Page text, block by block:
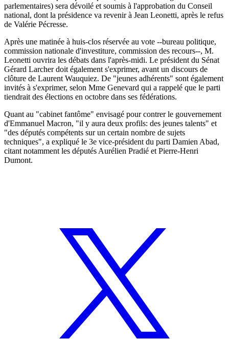
parlementaires) sera dévoilé et soumis à l'approbation du Conseil
national, dont la présidence va revenir à Jean Leonetti, après le refus
de Valérie Pécresse.
Après une matinée à huis-clos réservée au vote --bureau politique,
commission nationale d'investiture, commission des recours--, M.
Leonetti ouvrira les débats dans l'après-midi. Le président du Sénat
Gérard Larcher doit également s'exprimer, avant un discours de
clôture de Laurent Wauquiez. De "jeunes adhérents" sont également
invités à s'exprimer, selon Mme Genevard qui a rappelé que le parti
tiendrait des élections en octobre dans ses fédérations.
Quant au "cabinet fantôme" envisagé pour contrer le gouvernement
d'Emmanuel Macron, "il y aura deux profils: des jeunes talents" et
"des députés compétents sur un certain nombre de sujets
techniques", a expliqué le 3e vice-président du parti Damien Abad,
citant notamment les députés Aurélien Pradié et Pierre-Henri
Dumont.